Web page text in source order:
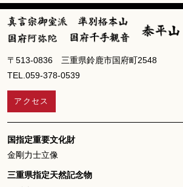
〒513-0836 三重県鈴鹿市国府町2548
TEL.059-378-0539
アクセス
国指定重要文化財
金剛力士立像
三重県指定天然記念物